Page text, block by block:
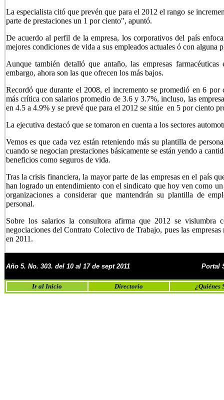
La especialista citó que prevén que para el 2012 el rango se
parte de prestaciones un 1 por ciento", apuntó.
De acuerdo al perfil de la empresa, los corporativos del país
mejores condiciones de vida a sus empleados actuales ó con alguna
Aunque también detalló que antaño, las empresas
embargo, ahora son las que ofrecen los más bajos.
Recordó que durante el 2008, el incremento se promedió en 6
más crítica con salarios promedio de 3.6 y 3.7%, incluso, las
en 4.5 a 4.9% y se prevé que para el 2012 se sitúe en 5 por ciento
La ejecutiva destacó que se tomaron en cuenta a los sectores
Vemos es que cada vez están reteniendo más su plantilla de
cuando se negocian prestaciones básicamente se están yendo a
beneficios como seguros de vida.
Tras la crisis financiera, la mayor parte de las empresas en el país
han logrado un entendimiento con el sindicato que hoy ven como
organizaciones a considerar que mantendrán su plantilla de
personal.
Sobre los salarios la consultora afirma que 2012 se vislumbra
negociaciones del Contrato Colectivo de Trabajo, pues las
en 2011.
Año 5. No. 303. del 10 al 17 de sept 2011 Portal
Ir al Inicio Directorio ¿Quiénes